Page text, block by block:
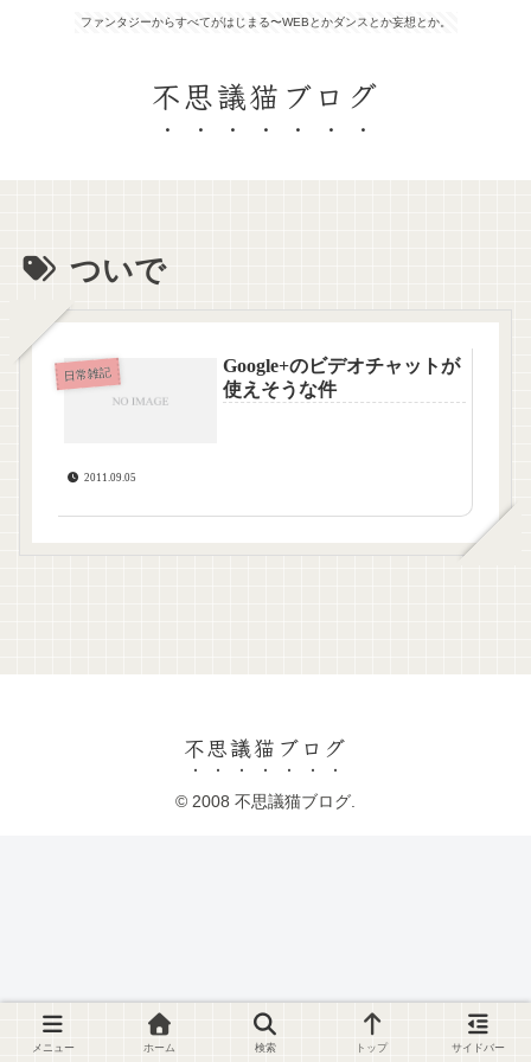
ファンタジーからすべてがはじまる〜WEBとかダンスとか妄想とか。
不思議猫ブログ
ついで
日常雑記
Google+のビデオチャットが
使えそうな件
2011.09.05
不思議猫ブログ
© 2008 不思議猫ブログ.
メニュー ホーム 検索 トップ サイドバー